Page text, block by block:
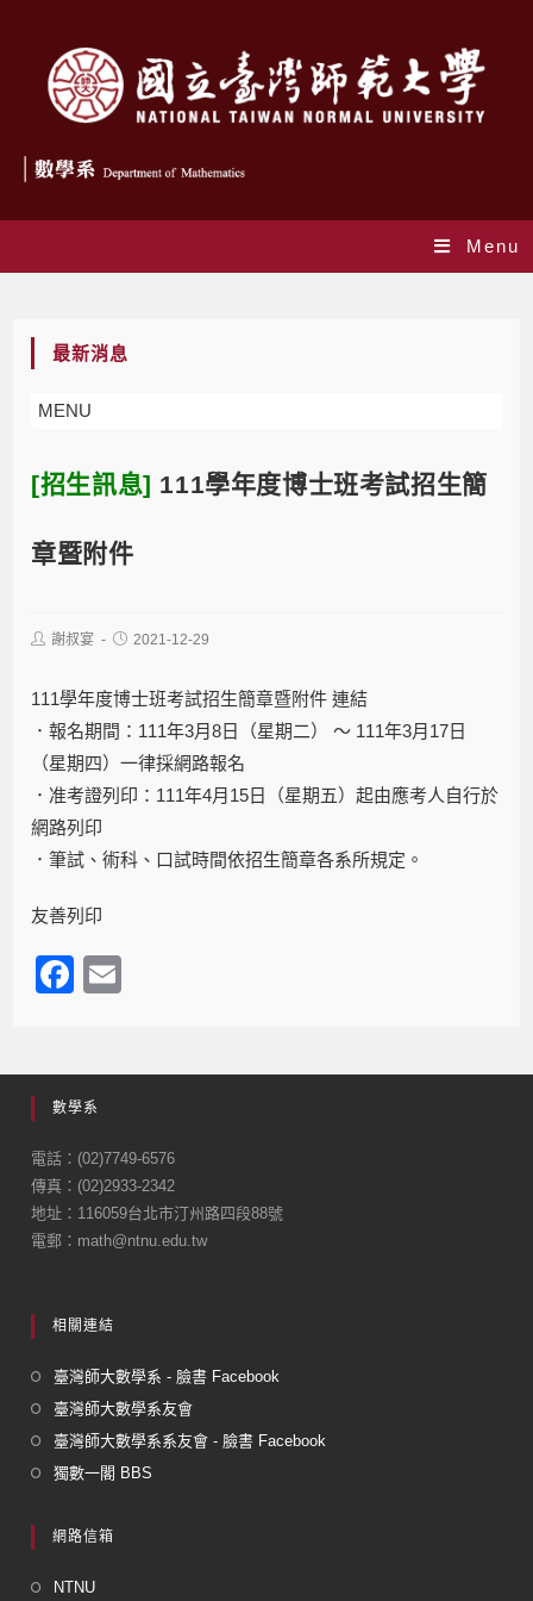
Menu
最新消息
MENU
[招生訊息] 111學年度博士班考試招生簡
章暨附件
謝叔宴 2021-12-29
111學年度博士班考試招生簡章暨附件連結
．報名期間：111年3月8日（星期二） ～ 111年3月17日
（星期四）一律採網路報名
．准考證列印：111年4月15日（星期五）起由應考人自行於
網路列印
．筆試、術科、口試時間依招生簡章各系所規定。
友善列印
F
e
b
o
o
k
數學系
電話：(02)7749-6576
傳真：(02)2933-2342
地址：116059台北市汀州路四段88號
電郵：math@ntnu.edu.tw
相關連結
臺灣師大數學系 - 臉書 Facebook
臺灣師大數學系友會
臺灣師大數學系系友會 - 臉書 Facebook
獨數一閣 BBS
網路信箱
NTNU